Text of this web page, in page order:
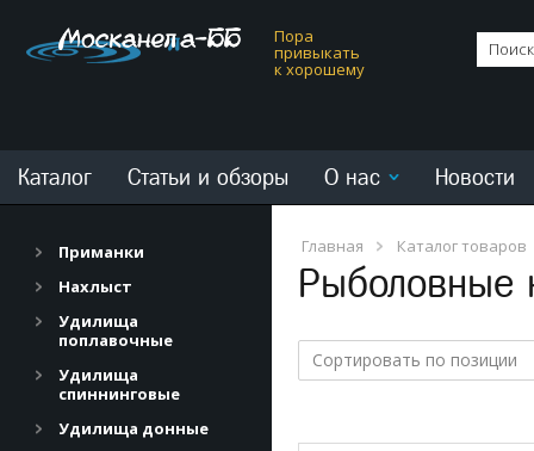
Пора
привыкать
к хорошему
Каталог Статьи и обзоры О нас Новости
Главная Каталог товаров
Рыболовные
Сортировать по позиции
Приманки
Нахлыст
Удилища
поплавочные
Удилища
спиннинговые
Удилища донные